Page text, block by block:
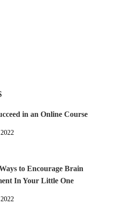
in an Online Course
to Encourage Brain
In Your Little One